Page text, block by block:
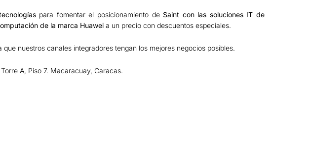
para fomentar el posicionamiento de Saint con las soluciones IT de
de la marca Huawei a un precio con descuentos especiales.
que nuestros canales integradores tengan los mejores negocios posibles.
A, Piso 7. Macaracuay, Caracas.